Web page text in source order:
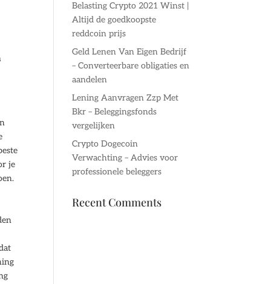
je
Belasting Crypto 2021 Winst |
Altijd de goedkoopste
reddcoin prijs
Geld Lenen Van Eigen Bedrijf
– Converteerbare obligaties en
aandelen
Lening Aanvragen Zzp Met
Bkr – Beleggingsfonds
vergelijken
Crypto Dogecoin
Verwachting – Advies voor
professionele beleggers
Recent Comments